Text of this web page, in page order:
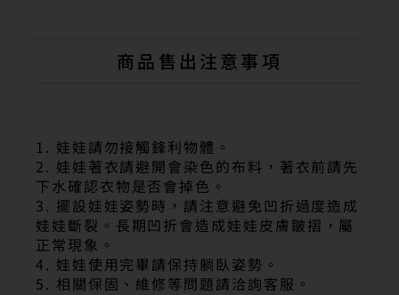
商品售出注意事項
1. 娃娃請勿接觸鋒利物體。
2. 娃娃著衣請避開會染色的布料，著衣前請先
下水確認衣物是否會掉色。
3. 擺設娃娃姿勢時，請注意避免凹折過度造成
娃娃斷裂。長期凹折會造成娃娃皮膚皺摺，屬
正常現象。
4. 娃娃使用完畢請保持躺臥姿勢。
5. 相關保固、維修等問題請洽詢客服。